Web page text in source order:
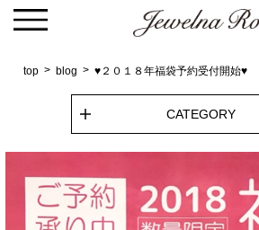
top blog ♥２０１８年福袋予約受付開始♥
CATEGORY